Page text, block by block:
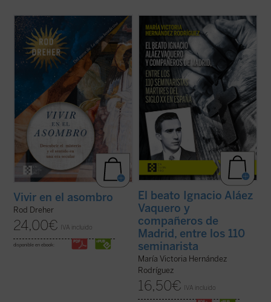
Rod Dreher narra cómo Occidente fue
perdiendo su capacidad de asombrarse,
cómo se «desencantó», y muestra, con
ejemplos concretos y profundamente
humanos, que ese encantamiento no ha
desaparecido: simplemente hemos
olvidado el sentido de la ...
(ver ficha)
Vivir en el asombro
Rod Dreher
24,00€ IVA incluido
disponible en ebook:
La beatificación de estos 11 mártires, en
2026, coincide con el noventa aniversario
de la explosión sangrienta, en 1936, de la
persecución del siglo XX en España. La
postuladora de su Causa de beatificación
presenta aquí una breve pero ...
(ver ficha)
El beato Ignacio Aláez
Vaquero y
compañeros de
Madrid, entre los 110
seminarista
María Victoria Hernández
Rodríguez
16,50€ IVA incluido